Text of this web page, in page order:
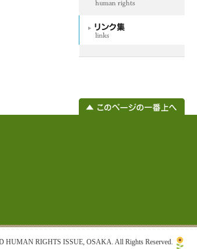
HUMAN RIGHTS ISSUE, OSAKA. All Rights Reserved.